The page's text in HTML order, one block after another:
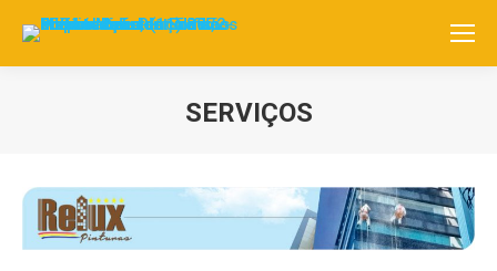
SERVIÇOS